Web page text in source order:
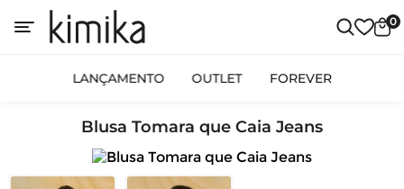
0
LANÇAMENTO OUTLET FOREVER
Blusa Tomara que Caia Jeans